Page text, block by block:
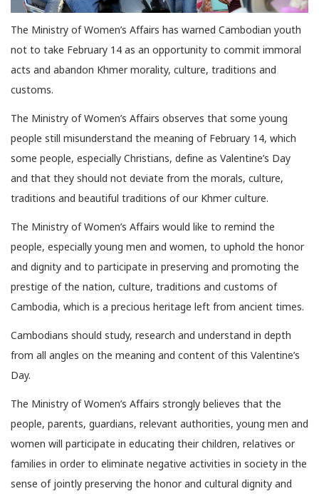
The Ministry of Women’s Affairs has warned Cambodian youth
not to take February 14 as an opportunity to commit immoral
acts and abandon Khmer morality, culture, traditions and
customs.
The Ministry of Women’s Affairs observes that some young
people still misunderstand the meaning of February 14, which
some people, especially Christians, define as Valentine’s Day
and that they should not deviate from the morals, culture,
traditions and beautiful traditions of our Khmer culture.
The Ministry of Women’s Affairs would like to remind the
people, especially young men and women, to uphold the honor
and dignity and to participate in preserving and promoting the
prestige of the nation, culture, traditions and customs of
Cambodia, which is a precious heritage left from ancient times.
Cambodians should study, research and understand in depth
from all angles on the meaning and content of this Valentine’s
Day.
The Ministry of Women’s Affairs strongly believes that the
people, parents, guardians, relevant authorities, young men and
women will participate in educating their children, relatives or
families in order to eliminate negative activities in society in the
sense of jointly preserving the honor and cultural dignity and